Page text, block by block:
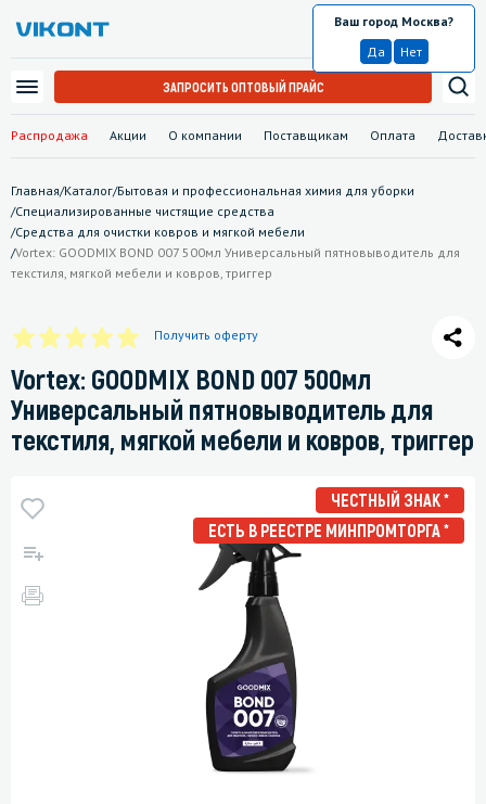
Распродажа Акции О компании Поставщикам Оплата
Москва
Ваш город Москва?
Да
Нет
ЗАПРОСИТЬ ОПТОВЫЙ ПРАЙС
Главная/Каталог/Бытовая и профессиональная химия для уборки
/Специализированные чистящие средства
/Средства для очистки ковров и мягкой мебели
/Vortex: GOODMIX BOND 007 500мл Универсальный пятновыводитель для
текстиля, мягкой мебели и ковров, триггер
Получить оферту
Vortex: GOODMIX BOND 007 500мл
Универсальный пятновыводитель для
текстиля, мягкой мебели и ковров, триггер
ЧЕСТНЫЙ ЗНАК *
ЕСТЬ В РЕЕСТРЕ МИНПРОМТОРГА *